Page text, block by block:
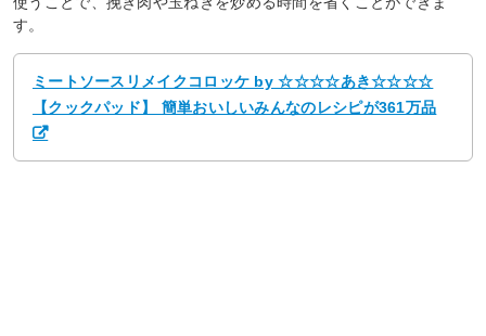
す。
ミートソースリメイクコロッケ by ☆☆☆☆あき☆☆☆☆
【クックパッド】 簡単おいしいみんなのレシピが361万品